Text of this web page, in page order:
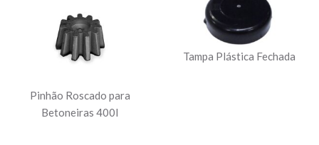
Pinhão Roscado para
Betoneiras 400l
Tampa Plástica Fechada